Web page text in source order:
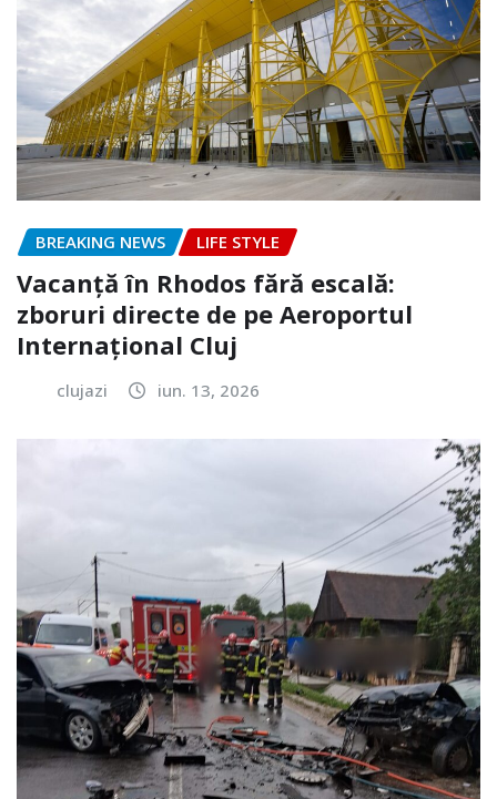
BREAKING NEWS LIFE STYLE
Vacanță în Rhodos fără escală:
zboruri directe de pe Aeroportul
Internațional Cluj
clujazi iun. 13, 2026